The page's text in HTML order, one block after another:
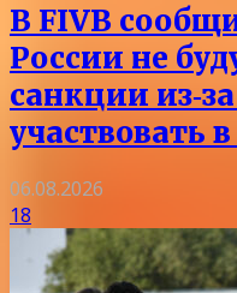
В FIVB
России не
санкции
участвовать
06.08.2026
18